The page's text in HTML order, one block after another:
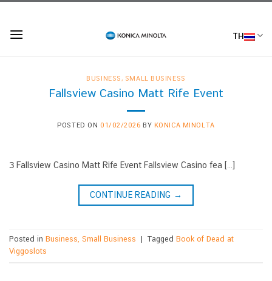
content
TH
BUSINESS, SMALL BUSINESS
Fallsview Casino Matt Rife Event
POSTED ON 01/02/2026 BY KONICA MINOLTA
З Fallsview Casino Matt Rife Event Fallsview Casino fea […]
CONTINUE READING →
Posted in Business, Small Business | Tagged Book of Dead at
Viggoslots